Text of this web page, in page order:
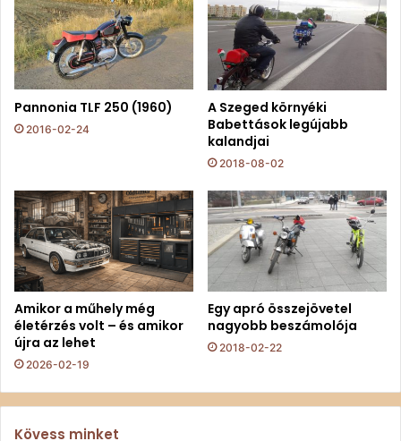
Pannonia TLF 250 (1960)
2016-02-24
A Szeged környéki
Babettások legújabb
kalandjai
2018-08-02
Amikor a műhely még
életérzés volt – és amikor
újra az lehet
2026-02-19
Egy apró összejövetel
nagyobb beszámolója
2018-02-22
Kövess minket